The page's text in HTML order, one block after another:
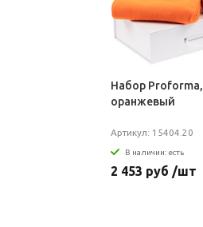
Набор Proforma,
оранжевый
Артикул: 15404.20
В наличии: есть
2 453 руб /шт